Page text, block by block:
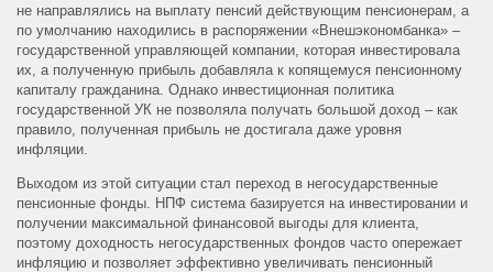
не направлялись на выплату пенсий действующим пенсионерам, а
по умолчанию находились в распоряжении «Внешэкономбанка» –
государственной управляющей компании, которая инвестировала
их, а полученную прибыль добавляла к копящемуся пенсионному
капиталу гражданина. Однако инвестиционная политика
государственной УК не позволяла получать большой доход – как
правило, полученная прибыль не достигала даже уровня
инфляции.
Выходом из этой ситуации стал переход в негосударственные
пенсионные фонды. НПФ система базируется на инвестировании и
получении максимальной финансовой выгоды для клиента,
поэтому доходность негосударственных фондов часто опережает
инфляцию и позволяет эффективно увеличивать пенсионный